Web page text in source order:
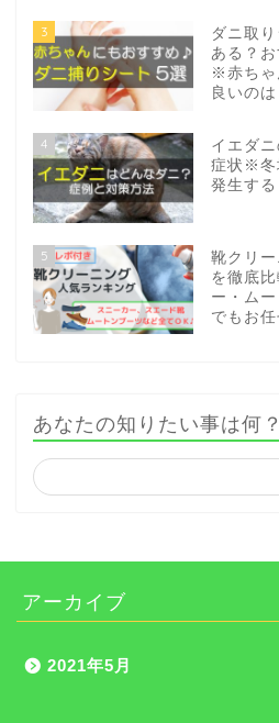
3
ダニ取
ある？
※赤ちゃ
良いのは
4
イエダ
症状※冬
発生する
5
靴クリ
を徹底
ー・ム
でもお任
あなたの知りたい事は何？
アーカイブ
2021年5月